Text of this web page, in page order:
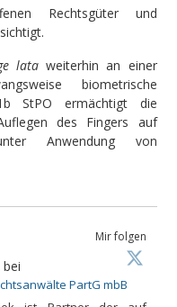
Rechtsgüter und
lataweiterhin an einer
biometrische
StPO ermächtigt die
des Fingers auf
Anwendung von
Mir folgen
PartG mbB